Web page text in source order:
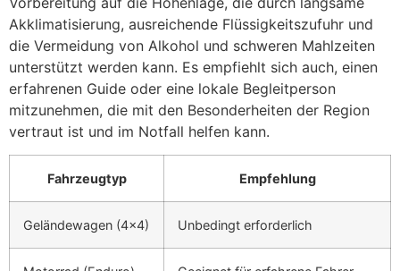
Akklimatisierung, ausreichende Flüssigkeitszufuhr und
die Vermeidung von Alkohol und schweren Mahlzeiten
unterstützt werden kann. Es empfiehlt sich auch, einen
erfahrenen Guide oder eine lokale Begleitperson
mitzunehmen, die mit den Besonderheiten der Region
vertraut ist und im Notfall helfen kann.
Fahrzeugtyp Empfehlung
Geländewagen (4×4) Unbedingt erforderlich